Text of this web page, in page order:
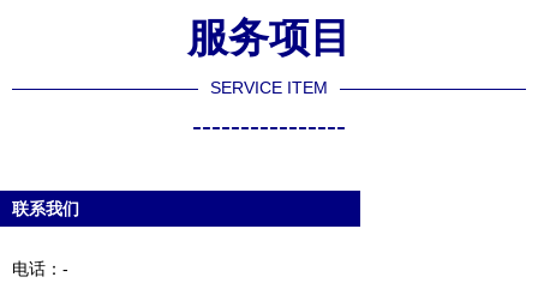
服务项目
SERVICE ITEM
----------------
联系我们
电话：-